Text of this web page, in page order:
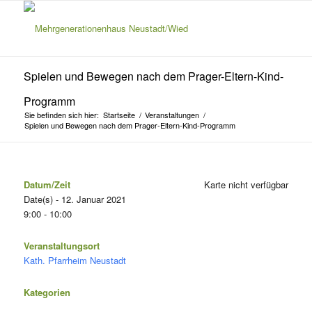
Spielen und Bewegen nach dem Prager-Eltern-Kind-
Programm
Sie befinden sich hier: Startseite / Veranstaltungen /
Spielen und Bewegen nach dem Prager-Eltern-Kind-Programm
Karte nicht verfügbar
Datum/Zeit
Date(s) - 12. Januar 2021
9:00 - 10:00
Veranstaltungsort
Kath. Pfarrheim Neustadt
Kategorien